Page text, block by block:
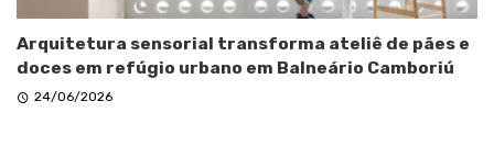
Arquitetura sensorial transforma ateliê de pães e
doces em refúgio urbano em Balneário Camboriú
24/06/2026